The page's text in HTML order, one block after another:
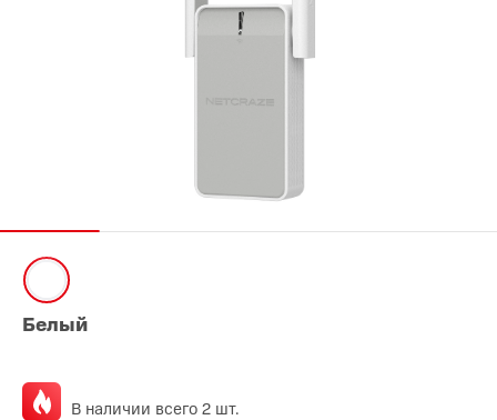
Белый
В наличии всего 2 шт.